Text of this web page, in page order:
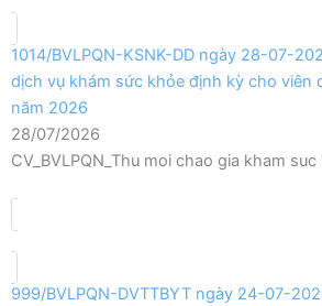
1014/BVLPQN-KSNK-DD ngày 28-07-
dịch vụ khám sức khỏe định kỳ cho viên
năm 2026
28/07/2026
CV_BVLPQN_Thu moi chao gia kham
999/BVLPQN-DVTTBYT ngày 24-07-